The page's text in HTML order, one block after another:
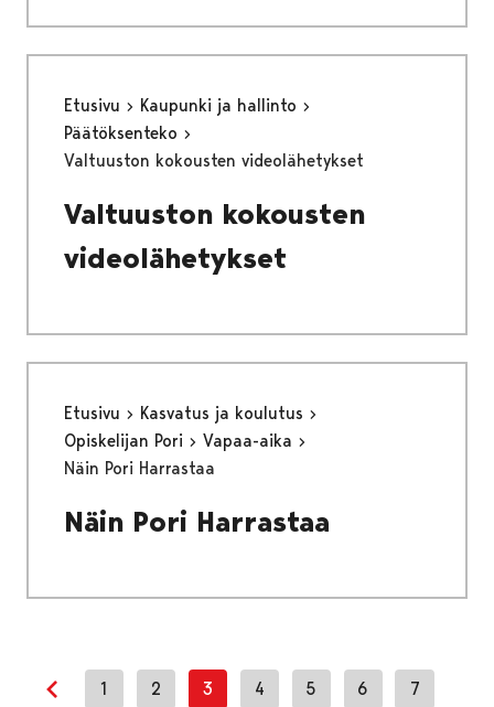
Etusivu
Kaupunki ja hallinto
Päätöksenteko
Valtuuston kokousten videolähetykset
Valtuuston kokousten
videolähetykset
Etusivu
Kasvatus ja koulutus
Opiskelijan Pori
Vapaa-aika
Näin Pori Harrastaa
Näin Pori Harrastaa
Edellinen sivu
1 2 3 4 5 6 7